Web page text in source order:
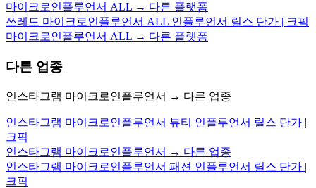
마이크로인플루언서 ALL → 다른 플랫폼
쓰레드 마이크로인플루언서 ALL 인플루언서 릴스 단가 | 크픽
마이크로인플루언서 ALL → 다른 플랫폼
다른 업종
인스타그램 마이크로인플루언서 → 다른 업종
인스타그램 마이크로인플루언서 뷰티 인플루언서 릴스 단가 |
크픽
인스타그램 마이크로인플루언서 → 다른 업종
인스타그램 마이크로인플루언서 패션 인플루언서 릴스 단가 |
크픽